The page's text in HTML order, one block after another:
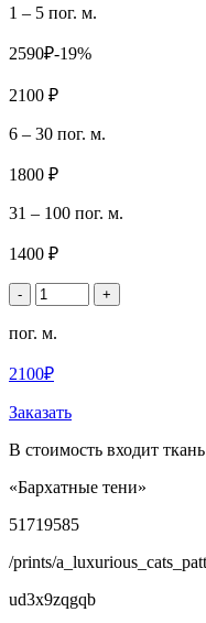
1 – 5 пог. м.
2590₽-19%
2100 ₽
6 – 30 пог. м.
1800 ₽
31 – 100 пог. м.
1400 ₽
- +
пог. м.
2100₽
Заказать
В стоимость входит
«Бархатные тени»
51719585
/prints/
ud3x9zqgqb